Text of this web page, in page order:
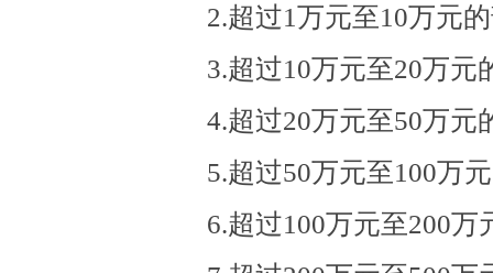
2.超过1万元至10万元的
3.超过10万元至20万元
4.超过20万元至50万元
5.超过50万元至100万元
6.超过100万元至200万